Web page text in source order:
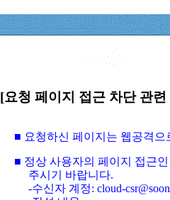
[요청 페이지 접근 차단 관
■ 요청하신 페이지는 웹공격
■ 정상 사용자의 페이지 접근
주시기 바랍니다.
-수신자 계정: cloud-